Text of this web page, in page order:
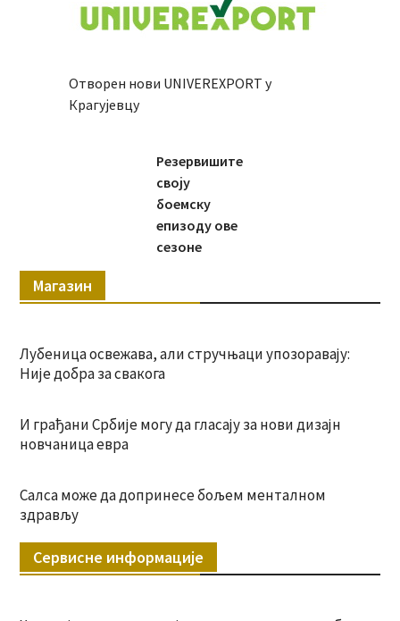
Отворен нови UNIVEREXPORT у
Крагујевцу
Резервишите
своју
боемску
епизоду ове
сезоне
Магазин
Лубеница освежава, али стручњаци упозоравају:
Није добра за свакога
И грађани Србије могу да гласају за нови дизајн
новчаница евра
Салса може да допринесе бољем менталном
здрављу
Сервисне информације